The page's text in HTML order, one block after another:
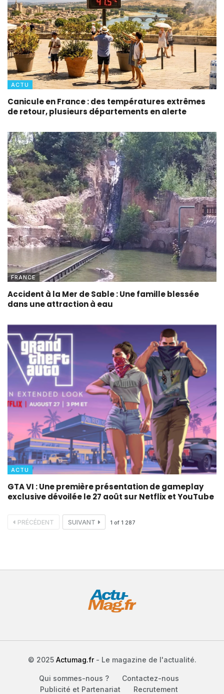
ACTU
Canicule en France : des températures extrêmes
de retour, plusieurs départements en alerte
FRANCE
Accident à la Mer de Sable : Une famille blessée
dans une attraction à eau
ACTU
GTA VI : Une première présentation de gameplay
exclusive dévoilée le 27 août sur Netflix et YouTube
PRÉCÉDENT SUIVANT 1 of 1 287
© 2025 Actumag.fr- Le magazine de l'actualité.
Qui sommes-nous ?
Contactez-nous
Publicité et Partenariat
Recrutement